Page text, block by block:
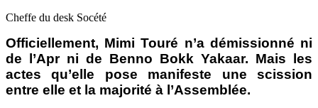
Cheffe du desk Socété
Officiellement, Mimi Touré n’a démissionné ni
de l’Apr ni de Benno Bokk Yakaar. Mais les
actes qu’elle pose manifeste une scission
entre elle et la majorité à l’Assemblée.